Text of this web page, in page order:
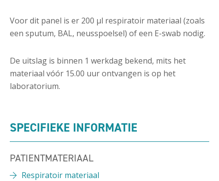
Voor dit panel is er 200 µl respiratoir materiaal (zoals
een sputum, BAL, neusspoelsel) of een E-swab nodig.
De uitslag is binnen 1 werkdag bekend, mits het
materiaal vóór 15.00 uur ontvangen is op het
laboratorium.
SPECIFIEKE INFORMATIE
PATIENTMATERIAAL
Respiratoir materiaal